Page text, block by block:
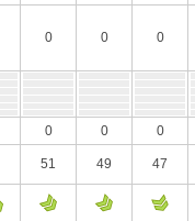
0 0 0
0 0 0
51 49 47